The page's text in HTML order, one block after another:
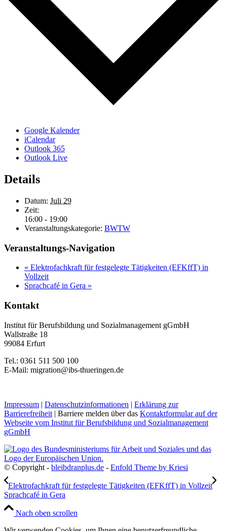
Google Kalender
iCalendar
Outlook 365
Outlook Live
Details
Datum: Juli 29
Zeit:
16:00 - 19:00
Veranstaltungskategorie: BWTW
Veranstaltungs-Navigation
« Elektrofachkraft für festgelegte Tätigkeiten (EFKffT) in
Vollzeit
Sprachcafé in Gera »
Kontakt
Institut für Berufsbildung und Sozialmanagement gGmbH
Wallstraße 18
99084 Erfurt
Tel.: 0361 511 500 100
E-Mail: migration@ibs-thueringen.de
Impressum | Datenschutzinformationen | Erklärung zur
Barrierefreiheit | Barriere melden über das Kontaktformular auf der
Webseite vom Institut für Berufsbildung und Sozialmanagement
gGmbH
© Copyright - bleibdranplus.de - Enfold Theme by Kriesi
Elektrofachkraft für festgelegte Tätigkeiten (EFKffT) in Vollzeit
Sprachcafé in Gera
Nach oben scrollen